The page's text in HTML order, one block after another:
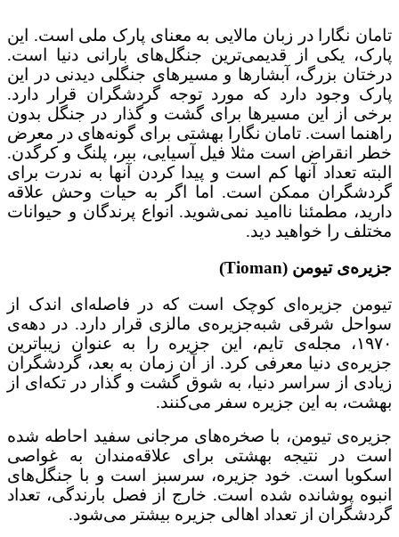
تامان نگارا در زبان مالایی به معنای پارک ملی است. این
پارک، یکی از قدیمی‌ترین جنگل‌های بارانی دنیا است.
درختان بزرگ، آبشارها و مسیرهای جنگلی دیدنی در این
پارک وجود دارد که مورد توجه گردشگران قرار دارد.
برخی از این مسیرها برای گشت و گذار در جنگل بدون
راهنما است. تامان نگارا بهشتی برای گونه‌های در معرض
خطر انقراض است مثلا فیل آسیایی، ببر، پلنگ و کرگدن.
البته تعداد آنها کم است و پیدا کردن آنها به ندرت برای
گردشگران ممکن است. اما اگر به حیات وحش علاقه
دارید، مطمئنا ناامید نمی‌شوید. انواع پرندگان و حیوانات
مختلف را خواهید دید.
جزیره‌ی تیومن (Tioman)
تیومن جزیره‌ای کوچک است که در فاصله‌ای اندک از
سواحل شرقی شبه‌جزیره‌ی مالزی قرار دارد. در دهه‌ی
۱۹۷۰، مجله‌ی تایم، این جزیره را به عنوان زیباترین
جزیره‌ی دنیا معرفی کرد. از آن زمان به بعد، گردشگران
زیادی از سراسر دنیا، به شوق گشت و گذار در تکه‌ای از
بهشت، به این جزیره سفر می‌کنند.
جزیره‌ی تیومن، با صخره‌های مرجانی سفید احاطه شده
است در نتیجه بهشتی برای علاقه‌مندان به غواصی
اسکوبا است. خود جزیره، سرسبز است و با جنگل‌های
انبوه پوشانده شده است. خارج از فصل بارندگی، تعداد
گردشگران از تعداد اهالی جزیره بیشتر می‌شود.